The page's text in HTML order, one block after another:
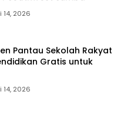
14, 2026
Pantau Sekolah Rakyat
Gratis untuk
14, 2026